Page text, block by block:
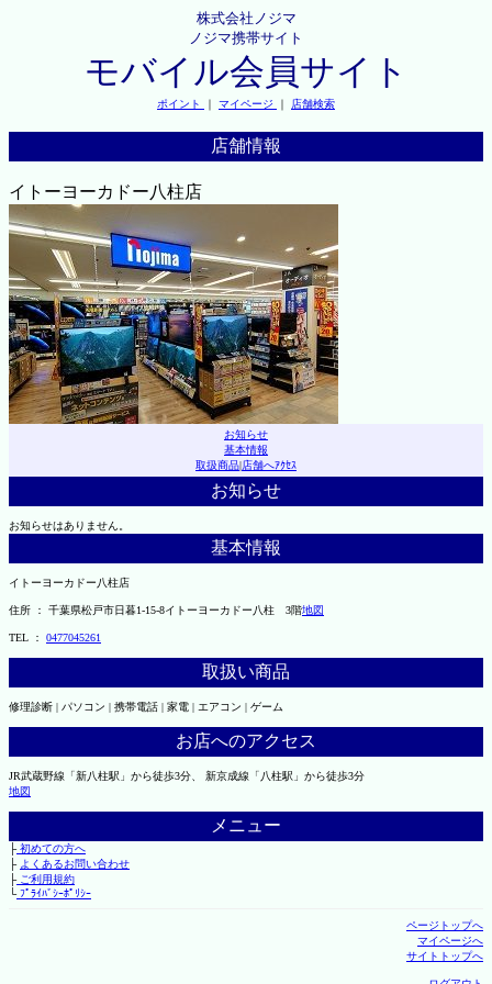
株式会社ノジマ
ノジマ携帯サイト
モバイル会員サイト
ポイント ｜ マイページ ｜ 店舗検索
店舗情報
イトーヨーカドー八柱店
お知らせ
基本情報
取扱商品|店舗へｱｸｾｽ
お知らせ
お知らせはありません。
基本情報
イトーヨーカドー八柱店
住所 ： 千葉県松戸市日暮1-15-8イトーヨーカドー八柱 3階地図
TEL ： 0477045261
取扱い商品
修理診断 | パソコン | 携帯電話 | 家電 | エアコン | ゲーム
お店へのアクセス
JR武蔵野線「新八柱駅」から徒歩3分、 新京成線「八柱駅」から徒歩3分
地図
メニュー
├初めての方へ
├ よくあるお問い合わせ
├ご利用規約
└ﾌﾟﾗｲﾊﾞｼｰﾎﾟﾘｼｰ
ページトップへ
マイページへ
サイトトップへ